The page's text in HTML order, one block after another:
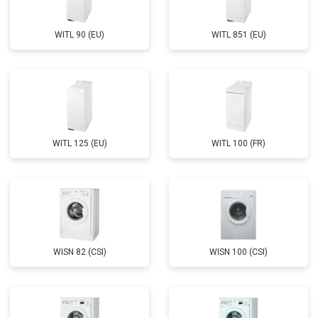
WITL 90 (EU) WITL 851 (EU)
WITL 125 (EU) WITL 100 (FR)
WISN 82 (CSI) WISN 100 (CSI)